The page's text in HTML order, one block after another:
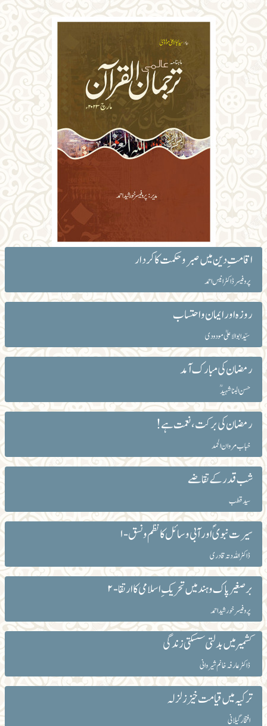
اقامت ِدین میں صبر و حکمت کا کردار
پروفیسر ڈاکٹر انیس احمد
روزہ اور ایمان و احتساب
سیّد ابوالاعلیٰ مودودی
رمضان کی مبارک آمد
حسن البنا شہیدؒ
رمضان کی برکت، نعمت ہے!
خباب مروان الحمد
شب قدر کے تقاضے
سید قطب
سیرت نبویؐ اور آبی وسائل کا نظم و نسق-۱
ڈاکٹر اللہ دتہ قادری
برصغیر پاک و ہند میں تحریک ِ اسلامی کا ارتقا-۲
پروفیسر خورشید احمد
کشمیر میں بدلتی سسکتی زندگی
ڈاکٹرعارفہ خانم شیروانی
ترکیہ میں قیامت خیز زلزلہ
افتخار گیلانی